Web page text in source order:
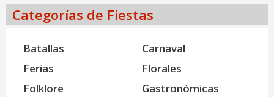
Categorías de Fiestas
Batallas
Carnaval
Ferias
Florales
Folklore
Gastronómicas